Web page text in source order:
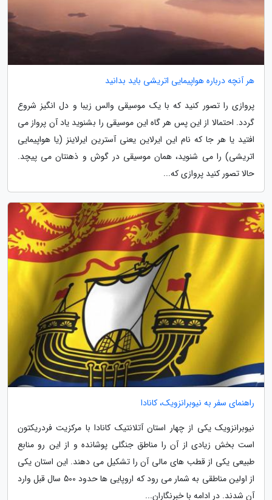
هر آنچه درباره هواپیمایی اتریشی باید بدانید
پروازی را تصور کنید که با یک موسیقی والس زیبا و دل انگیز شروع
گردد. احتمالا از این پس هر گاه این موسیقی را بشنوید یاد آن پرواز می
افتید یا هر جا که نام این ایرلاین یعنی آسترین ایرلاینز (یا هواپیمایی
اتریشی) را می شنوید، همان موسیقی در گوش و ذهنتان می پیچد.
حالا تصور کنید پروازی که...
راهنمای سفر به نیوبرانزویک، کانادا
نیوبرانزویک یکی از چهار استان آتلانتیک کانادا با مرکزیت فردریکتون
است بخش زیادی از آن را مناطق جنگلی پوشانده و از این رو منابع
طبیعی یکی از قطب های مالی آن را تشکیل می دهند. این استان یکی
از اولین مناطقی به شمار می رود که اروپایی ها حدود 500 سال قبل وارد
آن شدند. در ادامه با خبرنگاران...